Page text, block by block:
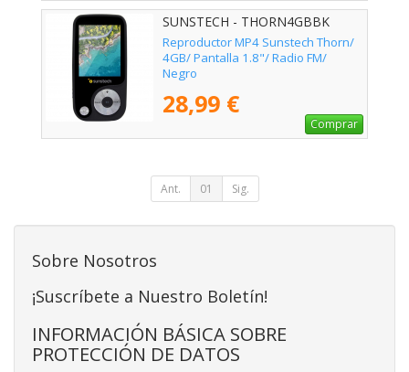
SUNSTECH - THORN4GBBK
Reproductor MP4 Sunstech Thorn/
4GB/ Pantalla 1.8"/ Radio FM/
Negro
28,99 €
Comprar
Ant. 01 Sig.
Sobre Nosotros
¡Suscríbete a Nuestro Boletín!
INFORMACIÓN BÁSICA SOBRE
PROTECCIÓN DE DATOS